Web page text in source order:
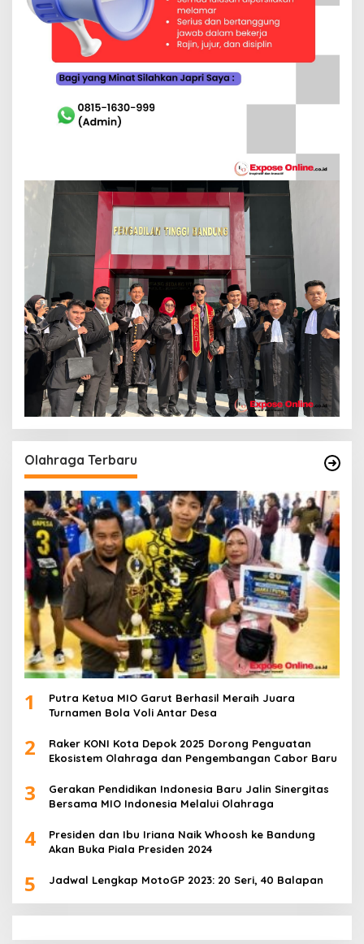
Olahraga Terbaru
1
Putra Ketua MIO Garut Berhasil Meraih Juara
Turnamen Bola Voli Antar Desa
2
Raker KONI Kota Depok 2025 Dorong Penguatan
Ekosistem Olahraga dan Pengembangan Cabor Baru
3
Gerakan Pendidikan Indonesia Baru Jalin Sinergitas
Bersama MIO Indonesia Melalui Olahraga
4
Presiden dan Ibu Iriana Naik Whoosh ke Bandung
Akan Buka Piala Presiden 2024
5 Jadwal Lengkap MotoGP 2023: 20 Seri, 40 Balapan